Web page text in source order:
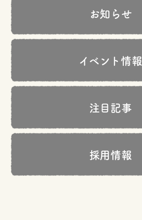
お知らせ
イベント情報
注目記事
採用情報